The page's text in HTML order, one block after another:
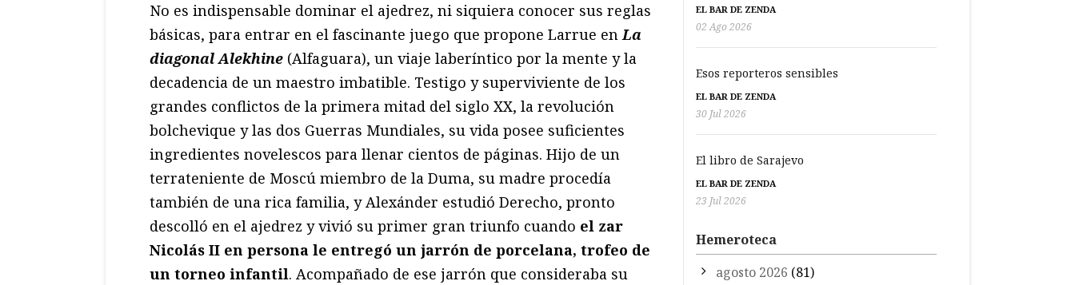
No es indispensable dominar el ajedrez, ni siquiera conocer sus reglas
básicas, para entrar en el fascinante juego que propone Larrue enLa
diagonal Alekhine (Alfaguara), un viaje laberíntico por la mente y la
decadencia de un maestro imbatible. Testigo y superviviente de los
grandes conflictos de la primera mitad del siglo XX, la revolución
bolchevique y las dos Guerras Mundiales, su vida posee suficientes
ingredientes novelescos para llenar cientos de páginas. Hijo de un
terrateniente de Moscú miembro de la Duma, su madre procedía
también de una rica familia, y Alexánder estudió Derecho, pronto
descolló en el ajedrez y vivió su primer gran triunfo cuando el zar
Nicolás II en persona le entregó un jarrón de porcelana, trofeo de
un torneo infantil. Acompañado de ese jarrón que consideraba su
EL BAR DE ZENDA
02 Ago 2026
Esos reporteros sensibles
EL BAR DE ZENDA
30 Jul 2026
El libro de Sarajevo
EL BAR DE ZENDA
23 Jul 2026
Hemeroteca
agosto 2026 (81)